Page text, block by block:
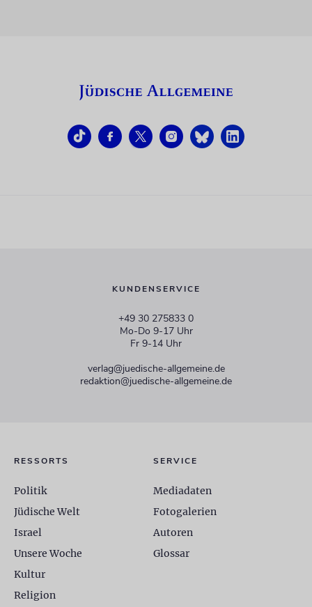
KUNDENSERVICE
+49 30 275833 0
Mo-Do 9-17 Uhr
Fr 9-14 Uhr
verlag@juedische-allgemeine.de
redaktion@juedische-allgemeine.de
RESSORTS
Politik
Jüdische Welt
Israel
Unsere Woche
Kultur
Religion
SERVICE
Mediadaten
Fotogalerien
Autoren
Glossar